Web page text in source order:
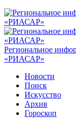
Региональное
«РИАСАР»
Новости
Поиск
Искусство
Архив
Гороскоп